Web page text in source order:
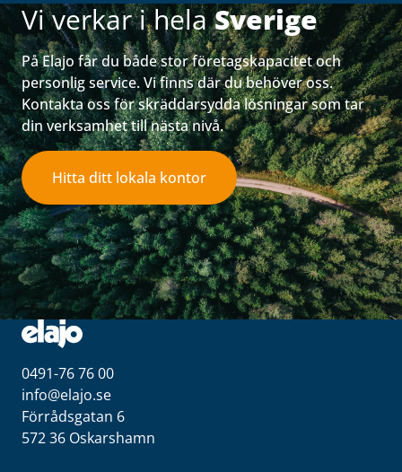
Vi verkar i helaSverige
På Elajo får du både stor företagskapacitet och
personlig service. Vi finns där du behöver oss.
Kontakta oss för skräddarsydda lösningar som tar
din verksamhet till nästa nivå.
Hitta ditt lokala kontor
0491-76 76 00
info@elajo.se
Förrådsgatan 6
572 36 Oskarshamn